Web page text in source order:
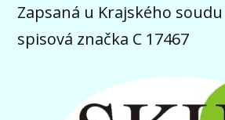
Zapsaná u Krajského
spisová značka C 17467